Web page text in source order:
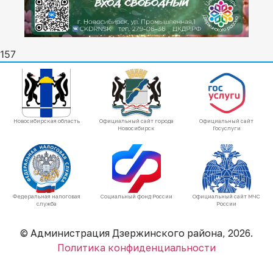
157
Новосибирская область
Официальный сайт города
Новосибирск
Официальный сайт
Госуслуги
Федеральная налоговая
служба
Социальный фонд России
Официальный сайт МЧС
России
© Администрация Дзержинского района, 2026.
Политика конфиденциальности